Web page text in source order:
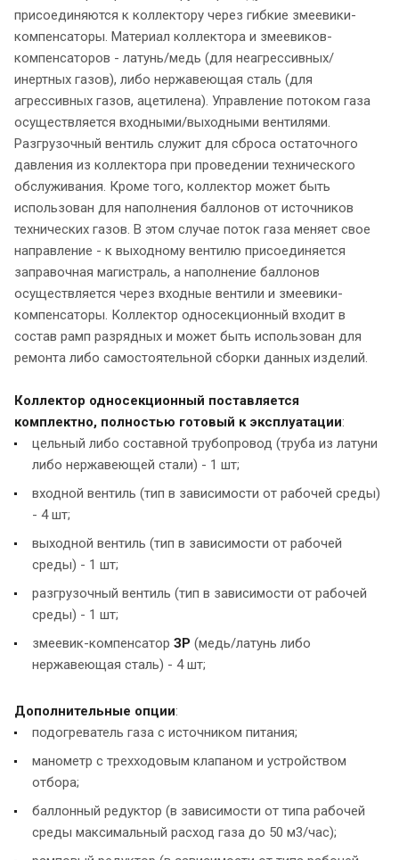
присоединяются к коллектору через гибкие змеевики-
компенсаторы. Материал коллектора и змеевиков-
компенсаторов - латунь/медь (для неагрессивных/
инертных газов), либо нержавеющая сталь (для
агрессивных газов, ацетилена). Управление потоком газа
осуществляется входными/выходными вентилями.
Разгрузочный вентиль служит для сброса остаточного
давления из коллектора при проведении технического
обслуживания. Кроме того, коллектор может быть
использован для наполнения баллонов от источников
технических газов. В этом случае поток газа меняет свое
направление - к выходному вентилю присоединяется
заправочная магистраль, а наполнение баллонов
осуществляется через входные вентили и змеевики-
компенсаторы. Коллектор односекционный входит в
состав рамп разрядных и может быть использован для
ремонта либо самостоятельной сборки данных изделий.
Коллектор односекционный поставляется
комплектно, полностью готовый к эксплуатации:
цельный либо составной трубопровод (труба из латуни
либо нержавеющей стали) - 1 шт;
входной вентиль (тип в зависимости от рабочей среды)
- 4 шт;
выходной вентиль (тип в зависимости от рабочей
среды) - 1 шт;
разгрузочный вентиль (тип в зависимости от рабочей
среды) - 1 шт;
змеевик-компенсатор ЗР (медь/латунь либо
нержавеющая сталь) - 4 шт;
Дополнительные опции:
подогреватель газа с источником питания;
манометр с трехходовым клапаном и устройством
отбора;
баллонный редуктор (в зависимости от типа рабочей
среды максимальный расход газа до 50 м3/час);